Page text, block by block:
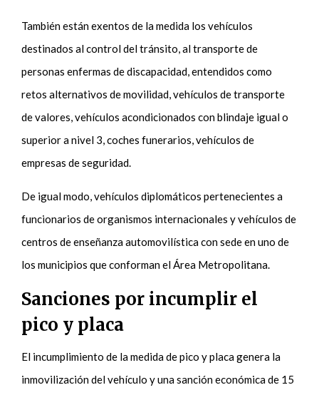
También están exentos de la medida los vehículos
destinados al control del tránsito, al transporte de
personas enfermas de discapacidad, entendidos como
retos alternativos de movilidad, vehículos de transporte
de valores, vehículos acondicionados con blindaje igual o
superior a nivel 3, coches funerarios, vehículos de
empresas de seguridad.
De igual modo, vehículos diplomáticos pertenecientes a
funcionarios de organismos internacionales y vehículos de
centros de enseñanza automovilística con sede en uno de
los municipios que conforman el Área Metropolitana.
Sanciones por incumplir el
pico y placa
El incumplimiento de la medida de pico y placa genera la
inmovilización del vehículo y una sanción económica de 15